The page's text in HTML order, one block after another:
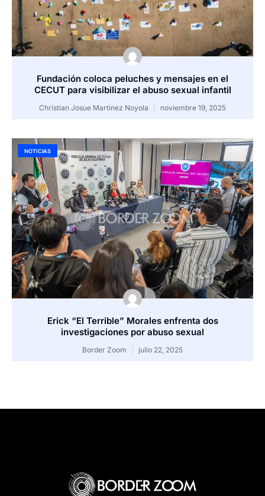
Fundación coloca peluches y mensajes en el
CECUT para visibilizar el abuso sexual infantil
Christian Josue Martinez Noyola noviembre 19, 2025
NOTICIAS
Erick “El Terrible” Morales enfrenta dos
investigaciones por abuso sexual
Border Zoom julio 22, 2025